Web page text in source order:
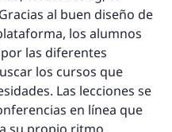
al buen diseño de
los alumnos
las diferentes
los cursos que
Las lecciones se
en línea que